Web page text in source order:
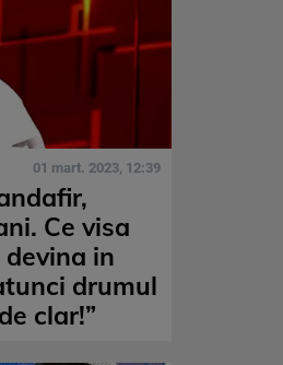
01 mart. 2023, 12:39
Ce visa
in
drumul
clar!”